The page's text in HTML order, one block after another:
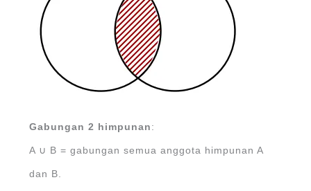
Gabungan 2 himpunan :
A ∪ B = gabungan semua anggota himpunan A
dan B.